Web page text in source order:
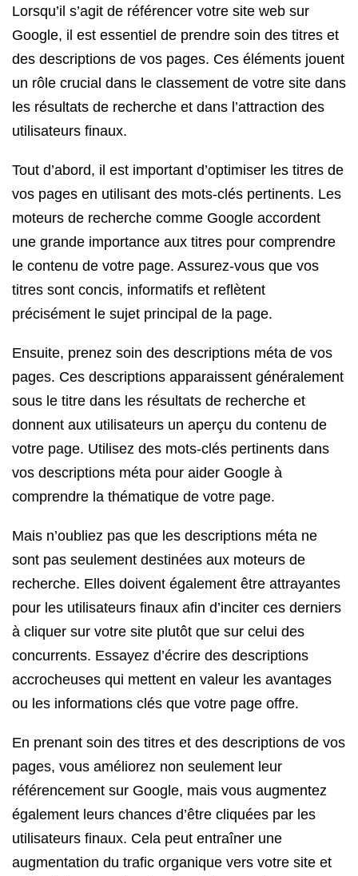
Lorsqu’il s’agit de référencer votre site web sur
Google, il est essentiel de prendre soin des titres et
des descriptions de vos pages. Ces éléments jouent
un rôle crucial dans le classement de votre site dans
les résultats de recherche et dans l’attraction des
utilisateurs finaux.
Tout d’abord, il est important d’optimiser les titres de
vos pages en utilisant des mots-clés pertinents. Les
moteurs de recherche comme Google accordent
une grande importance aux titres pour comprendre
le contenu de votre page. Assurez-vous que vos
titres sont concis, informatifs et reflètent
précisément le sujet principal de la page.
Ensuite, prenez soin des descriptions méta de vos
pages. Ces descriptions apparaissent généralement
sous le titre dans les résultats de recherche et
donnent aux utilisateurs un aperçu du contenu de
votre page. Utilisez des mots-clés pertinents dans
vos descriptions méta pour aider Google à
comprendre la thématique de votre page.
Mais n’oubliez pas que les descriptions méta ne
sont pas seulement destinées aux moteurs de
recherche. Elles doivent également être attrayantes
pour les utilisateurs finaux afin d’inciter ces derniers
à cliquer sur votre site plutôt que sur celui des
concurrents. Essayez d’écrire des descriptions
accrocheuses qui mettent en valeur les avantages
ou les informations clés que votre page offre.
En prenant soin des titres et des descriptions de vos
pages, vous améliorez non seulement leur
référencement sur Google, mais vous augmentez
également leurs chances d’être cliquées par les
utilisateurs finaux. Cela peut entraîner une
augmentation du trafic organique vers votre site et